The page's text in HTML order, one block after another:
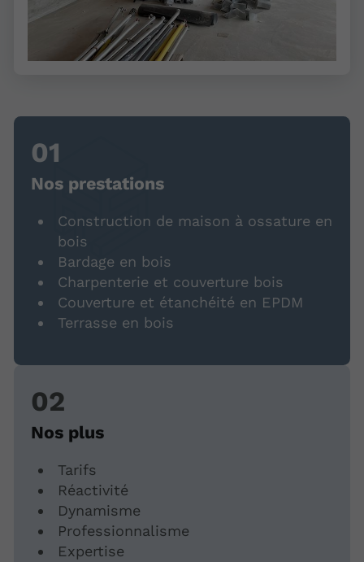
Nos prestations
Construction de maison à ossature en
bois
Bardage en bois
Charpenterie et couverture bois
Couverture et étanchéité en EPDM
Terrasse en bois
Nos plus
Tarifs
Réactivité
Dynamisme
Professionnalisme
Expertise